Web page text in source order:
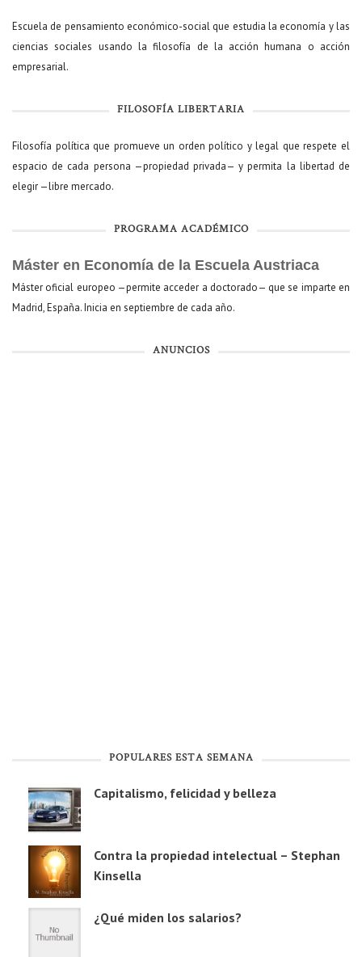
Escuela de pensamiento económico-social que estudia la economía y las
ciencias sociales usando la filosofía de la acción humana o acción
empresarial.
FILOSOFÍA LIBERTARIA
Filosofía política que promueve un orden político y legal que respete el
espacio de cada persona —propiedad privada— y permita la libertad de
elegir —libre mercado.
PROGRAMA ACADÉMICO
Máster en Economía de la Escuela Austriaca
Máster oficial europeo —permite acceder a doctorado— que se imparte en
Madrid, España. Inicia en septiembre de cada año.
ANUNCIOS
POPULARES ESTA SEMANA
Capitalismo, felicidad y belleza
Contra la propiedad intelectual – Stephan
Kinsella
¿Qué miden los salarios?